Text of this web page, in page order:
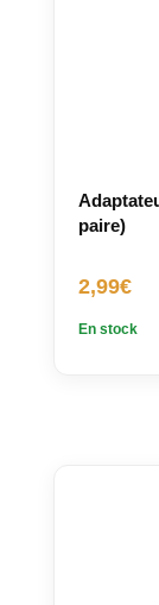
paire)
2,99€
En stock